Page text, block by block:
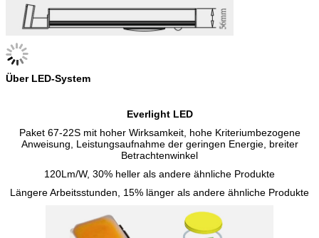
Über LED-System
Everlight LED
Paket 67-22S mit hoher Wirksamkeit, hohe Kriteriumbezogene
Anweisung, Leistungsaufnahme der geringen Energie, breiter
Betrachtenwinkel
120Lm/W, 30% heller als andere ähnliche Produkte
Längere Arbeitsstunden, 15% länger als andere ähnliche Produkte